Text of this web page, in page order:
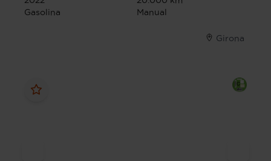
Gasolina
Manual
Girona